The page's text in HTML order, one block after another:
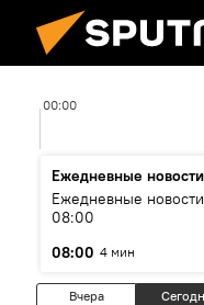
00:00
Ежедневные новости
Ежедневные
08:00
08:00 4 мин
Вчера